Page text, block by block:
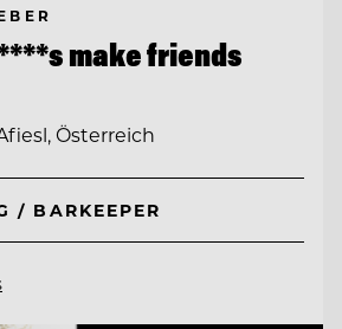
make friends
Österreich
CHEF DE RANG / BARKEEPER